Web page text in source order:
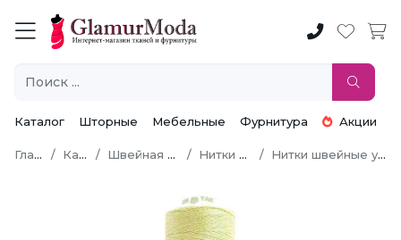
Каталог Шторные Мебельные Фурнитура Акции
Главная Каталог Швейная фурнитура Нитки швейные Нитки швейные универсальные